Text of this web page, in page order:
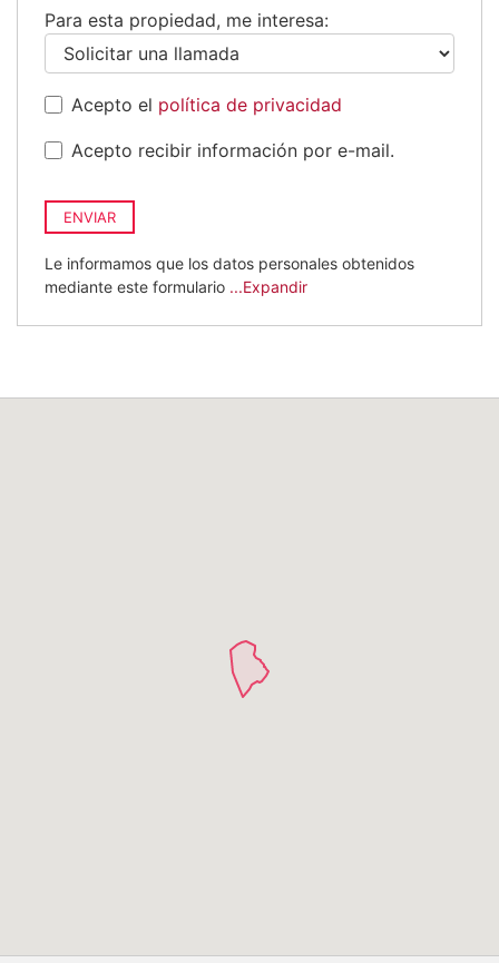
Para esta propiedad, me interesa:
Acepto el política de privacidad
Acepto recibir información por e-mail.
ENVIAR
Le informamos que los datos personales obtenidos
mediante este formulario ...Expandir